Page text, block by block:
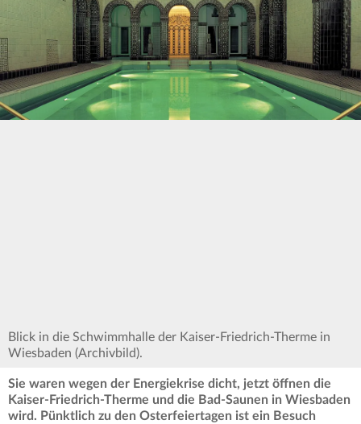
Blick in die Schwimmhalle der Kaiser-Friedrich-Therme in
Wiesbaden (Archivbild).
Sie waren wegen der Energiekrise dicht, jetzt öffnen die
Kaiser-Friedrich-Therme und die Bad-Saunen in Wiesbaden
wird. Pünktlich zu den Osterfeiertagen ist ein Besuch